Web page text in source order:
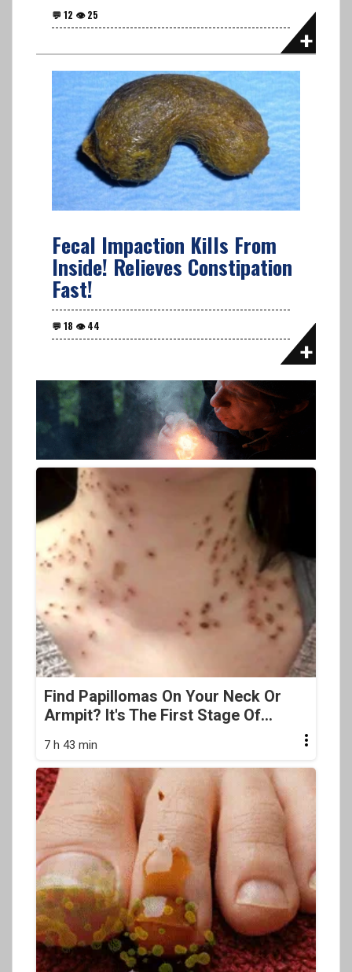
Fecal Impaction Kills From
Inside! Relieves Constipation
Fast!
Find Papillomas On Your Neck Or
Armpit? It's The First Stage Of...
7 h 43 min